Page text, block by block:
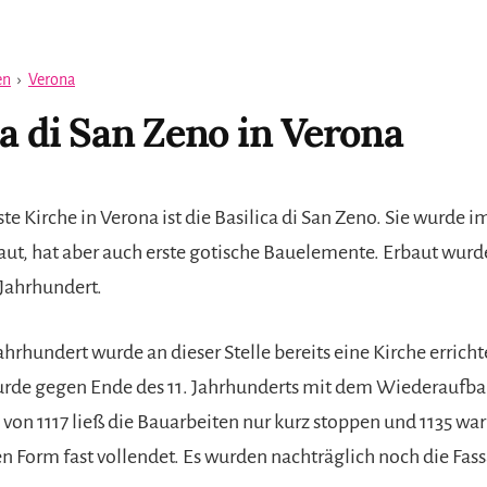
› Verona
di San Zeno in Verona
Kirche in Verona ist die Basilica di San Zeno. Sie wurde
hat aber auch erste gotische Bauelemente. Erbaut
wurde an dieser Stelle bereits eine Kirche
gegen Ende des 11. Jahrhunderts mit dem
1117 ließ die Bauarbeiten nur kurz stoppen und 1135
Form fast vollendet. Es wurden nachträglich noch die